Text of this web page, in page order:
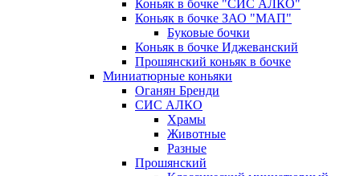
Коньяк в бочке "СИС АЛКО"
Коньяк в бочке ЗАО "МАП"
Буковые бочки
Коньяк в бочке Иджеванский
Прошянский коньяк в бочке
Миниатюрные коньяки
Оганян Бренди
СИС АЛКО
Храмы
Животные
Разные
Прошянский